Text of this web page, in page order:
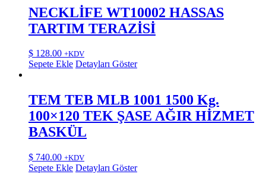
NECKLİFE WT10002 HASSAS
TARTIM TERAZİSİ
$ 128.00 +KDV
Sepete Ekle Detayları Göster
TEM TEB MLB 1001 1500 Kg.
100×120 TEK ŞASE AĞIR HİZMET
BASKÜL
$ 740.00 +KDV
Sepete Ekle Detayları Göster